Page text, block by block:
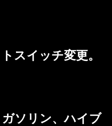
スイッチ変更。
ソリン、ハイブ